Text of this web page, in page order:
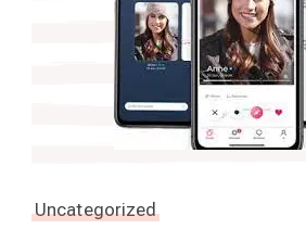
Uncategorized